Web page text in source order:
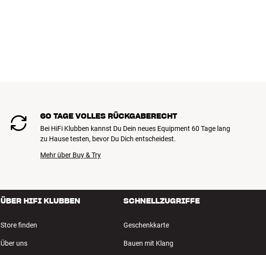
60 TAGE VOLLES RÜCKGABERECHT
Bei HiFi Klubben kannst Du Dein neues Equipment 60 Tage lang
zu Hause testen, bevor Du Dich entscheidest.
Mehr über Buy & Try
ÜBER HIFI KLUBBEN
Store finden
Über uns
SCHNELLZUGRIFFE
Geschenkkarte
Bauen mit Klang